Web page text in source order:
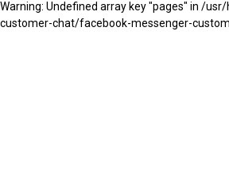
Warning: Undefined array key "pages" in /
customer-chat/facebook-messenger-